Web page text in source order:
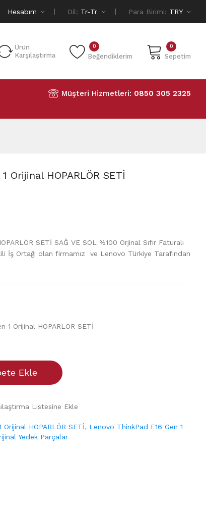
Hesabım Dil: Tr-Tr Para Birimi: TRY
Ürün
Karşılaştırma
Beğendiklerim
0 0
Sepetim
Müşteri Hizmetleri: 0850 305 2325
Orijinal HOPARLÖR SETİ
SETİ SAĞ VE SOL %100 Orjinal Sıfır Faturalı
İş Ortağı olan firmamız ve Lenovo Türkiye Tarafından
1 Orijinal HOPARLÖR SETİ
Ekle
Listesine Ekle
HOPARLÖR SETİ, Lenovo ThinkPad E16 Gen 1
Yedek Parçalar